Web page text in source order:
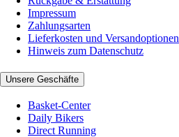
Impressum
Zahlungsarten
Lieferkosten und Versandoptionen
Hinweis zum Datenschutz
Unsere Geschäfte
Basket-Center
Daily Bikers
Direct Running